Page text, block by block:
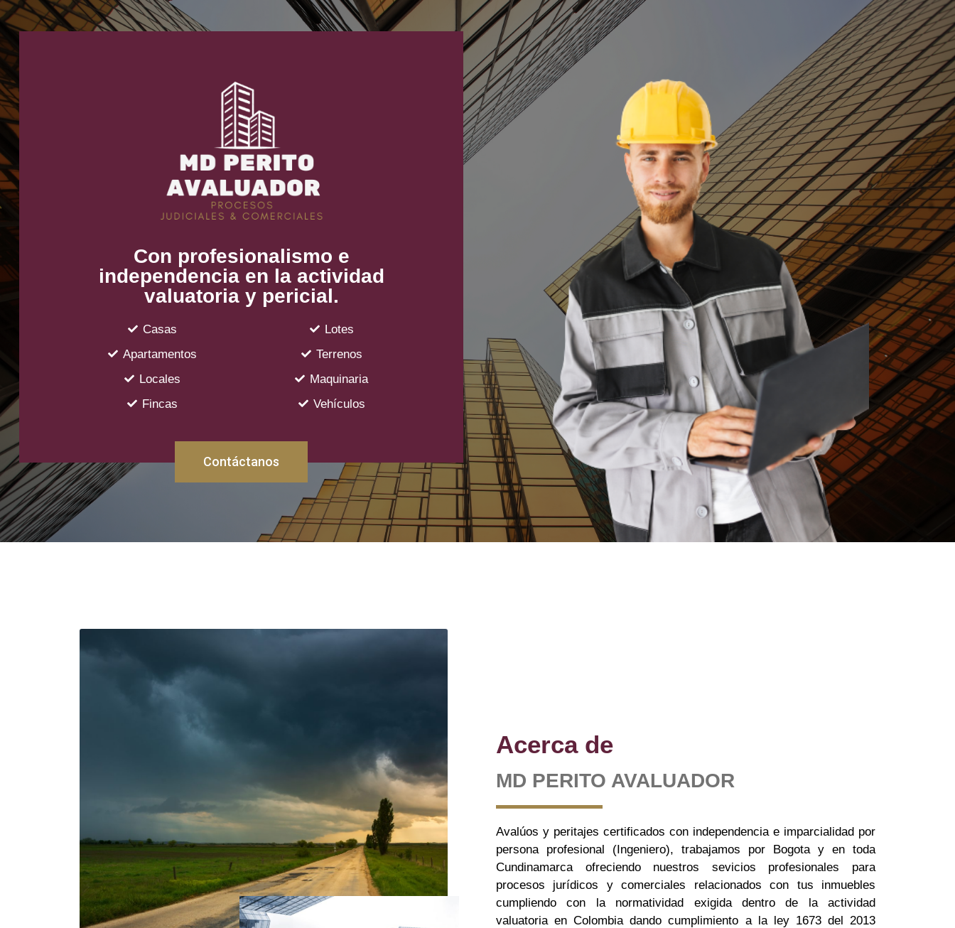
Con profesionalismo e
independencia en la actividad
valuatoria y pericial.
Casas
Apartamentos
Locales
Fincas
Lotes
Terrenos
Maquinaria
Vehículos
Contáctanos
Acerca de
MD PERITO AVALUADOR
Avalúos y peritajes certificados con independencia e imparcialidad por
persona profesional (Ingeniero), trabajamos por Bogota y en toda
Cundinamarca ofreciendo nuestros sevicios profesionales para
procesos jurídicos y comerciales relacionados con tus inmuebles
cumpliendo con la normatividad exigida dentro de la actividad
valuatoria en Colombia dando cumplimiento a la ley 1673 del 2013